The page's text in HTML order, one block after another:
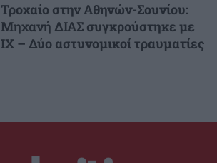
Τροχαίο στην Αθηνών-Σουνίου:
Μηχανή ΔΙΑΣ συγκρούστηκε με
ΙΧ – Δύο αστυνομικοί τραυματίες